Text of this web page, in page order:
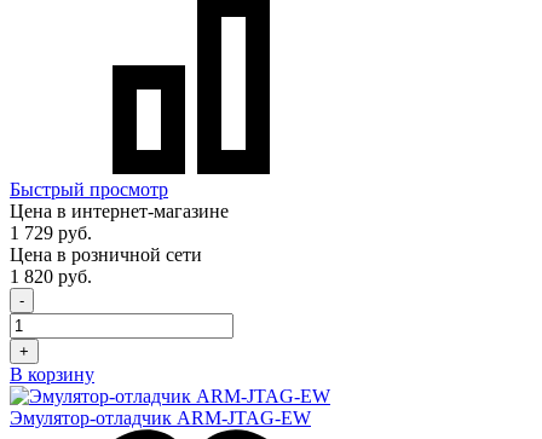
Быстрый просмотр
Цена в интернет-магазине
1 729 руб.
Цена в розничной сети
1 820 руб.
-
+
В корзину
Эмулятор-отладчик ARM-JTAG-EW